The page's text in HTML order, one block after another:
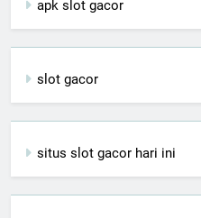
apk slot gacor
slot gacor
situs slot gacor hari ini